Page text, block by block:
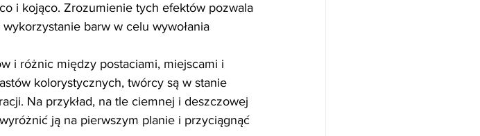
i kojąco. Zrozumienie tych efektów pozwala
barw w celu wywołania
i różnic między postaciami, miejscami i
kolorystycznych, twórcy są w stanie
Na przykład, na tle ciemnej i deszczowej
ją na pierwszym planie i przyciągnąć